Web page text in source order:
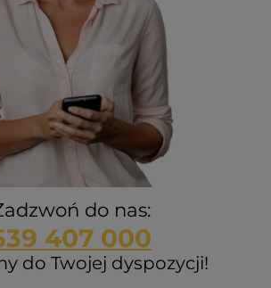
do nas:
407 000
do Twojej dyspozycji!